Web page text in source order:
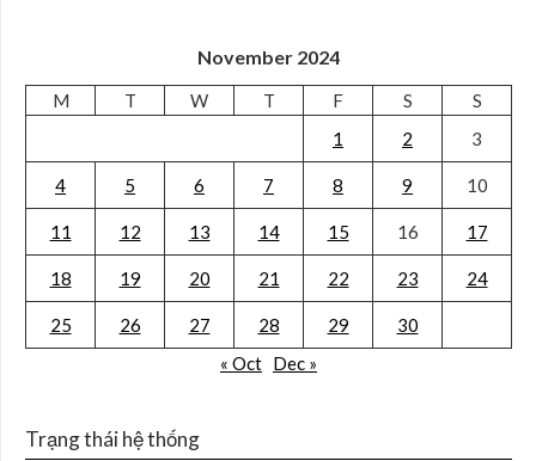
November 2024
M T W T F S
S
1
2 3
4 5 6 7 8 9 10
11 12 13 14 15 16 17
18 19 20 21 22 23 24
25 26 27 28 29
30
« Oct Dec »
Trạng thái hệ thống